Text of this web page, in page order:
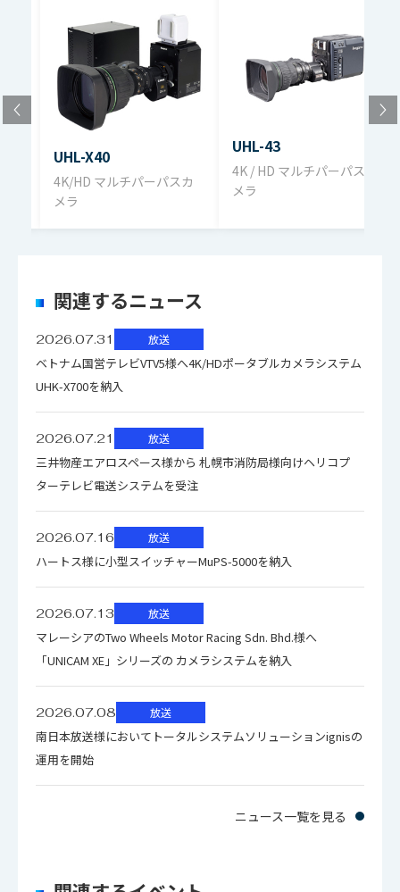
ファイル名
ダウンロード
UHL-X40
4K/HD マルチパーパスカ
メラ
UHL-43
4K / HD マルチパーパスカ
メラ
関連するニュース
2026.07.31 放送
ベトナム国営テレビVTV5様へ4K/HDポータブルカメラシステム
UHK-X700を納入
2026.07.21 放送
三井物産エアロスペース様から 札幌市消防局様向けヘリコプ
ターテレビ電送システムを受注
2026.07.16 放送
ハートス様に小型スイッチャーMuPS-5000を納入
2026.07.13 放送
マレーシアのTwo Wheels Motor Racing Sdn. Bhd.様へ
「UNICAM XE」シリーズの カメラシステムを納入
2026.07.08 放送
南日本放送様においてトータルシステムソリューションignisの
運用を開始
ニュース一覧を見る